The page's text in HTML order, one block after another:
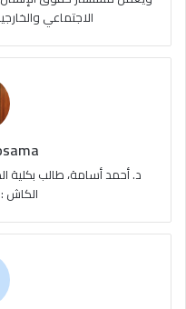
الاجتماعي والخارجية
د. أحمد أسامة، طالب
الكاش :